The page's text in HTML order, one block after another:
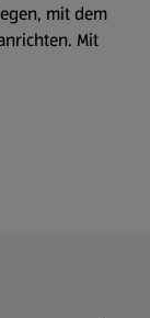
mit dem
Mit